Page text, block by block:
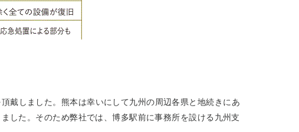
戴しました。熊本は幸いにして九州の周辺各県と地続きにあ
した。そのため弊社では、博多駅前に事務所を設ける九州支